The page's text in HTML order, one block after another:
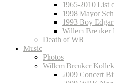
1965-2010 List
1998 Mayor
1993 Boy
Willem Breuker
Death of WB
Music
Photos
Willem Breuker
2009 Concert